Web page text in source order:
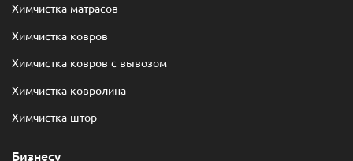
Химчистка матрасов
Химчистка ковров
Химчистка ковров с вывозом
Химчистка ковролина
Химчистка штор
Бизнесу